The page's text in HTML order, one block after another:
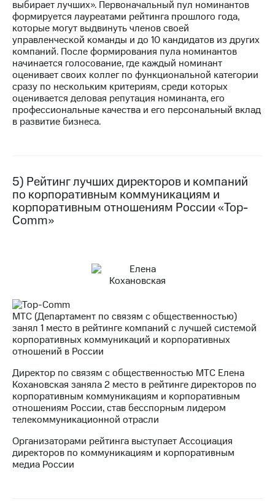
выбирает лучших». Первоначальный пул номинантов
формируется лауреатами рейтинга прошлого года,
которые могут выдвинуть членов своей
управленческой команды и до 10 кандидатов из других
компаний. После формирования пула номинантов
начинается голосование, где каждый номинант
оценивает своих коллег по функциональной категории
сразу по нескольким критериям, среди которых
оценивается деловая репутация номинанта, его
профессиональные качества и его персональный вклад
в развитие бизнеса.
5) Рейтинг лучших директоров и компаний
по корпоративным коммуникациям и
корпоративным отношениям России «Top-
Comm»
МТС (Департамент по связям с общественностью)
занял 1 место в рейтинге компаний с лучшей системой
корпоративных коммуникаций и корпоративных
отношений в России
Директор по связям с общественностью МТС Елена
Кохановская заняла 2 место в рейтинге директоров по
корпоративным коммуникациям и корпоративным
отношениям России, став бесспорным лидером
телекоммуникационной отрасли
Организаторами рейтинга выступает Ассоциация
директоров по коммуникациям и корпоративным
медиа России